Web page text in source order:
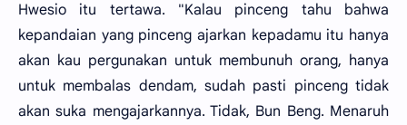
Hwesio itu tertawa. "Kalau pinceng tahu bahwa
kepandaian yang pinceng ajarkan kepadamu itu hanya
akan kau pergunakan untuk membunuh orang, hanya
untuk membalas dendam, sudah pasti pinceng tidak
akan suka mengajarkannya. Tidak, Bun Beng. Menaruh